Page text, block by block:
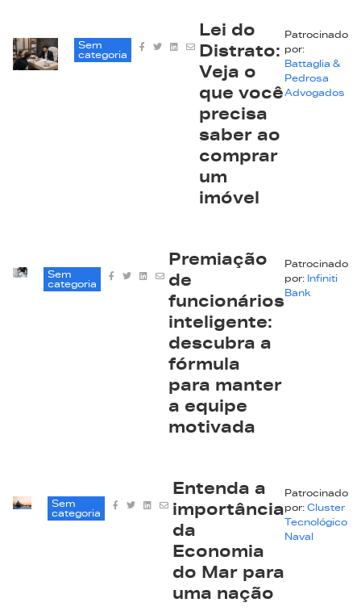
Sem
categoria
Lei do
Distrato:
Veja o
que você
precisa
saber ao
comprar
um
imóvel
Patrocinado
por:
Battaglia &
Pedrosa
Advogados
Sem
categoria
Premiação
de
funcionários
inteligente:
descubra a
fórmula
para manter
a equipe
motivada
Patrocinado
por: Infiniti
Bank
Sem
categoria
Entenda a
importância
da
Economia
do Mar para
uma nação
Patrocinado
por: Cluster
Tecnológico
Naval